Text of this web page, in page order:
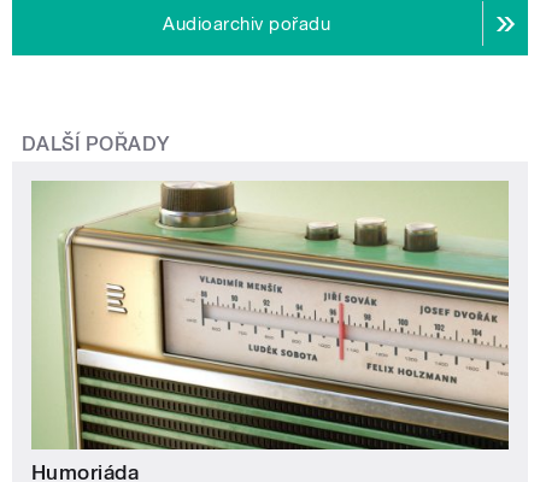
Audioarchiv pořadu
DALŠÍ POŘADY
Humoriáda